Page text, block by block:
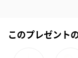
このプレゼント